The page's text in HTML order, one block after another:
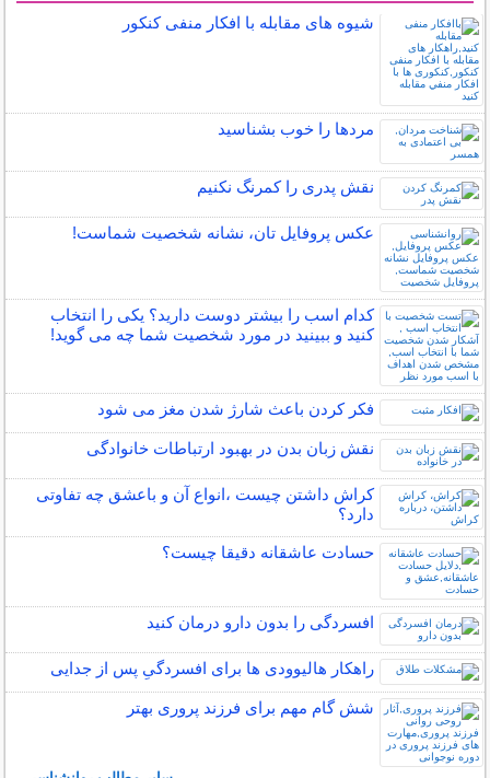
شیوه های مقابله با افکار منفی کنکور
مردها را خوب بشناسید
نقش پدری را کمرنگ نکنیم
عكس پروفایل تان، نشانه شخصیت شماست!
کدام اسب را بیشتر دوست دارید؟ یکی را انتخاب
کنید و ببینید در مورد شخصیت شما چه می گوید!
فکر کردن باعث شارژ شدن مغز می شود
نقش زبان بدن در بهبود ارتباطات خانوادگی
کراش داشتن چیست ،انواع آن و باعشق چه تفاوتی
دارد؟
حسادت عاشقانه دقیقا چیست؟
افسردگی را بدون دارو درمان کنید
راهکار هالیوودی ها برای افسردگیِ پس از جدایی
شش گام مهم برای فرزند پروری بهتر